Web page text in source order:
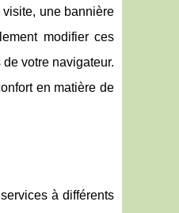
une bannière
modifier ces
votre navigateur.
en matière de
à différents